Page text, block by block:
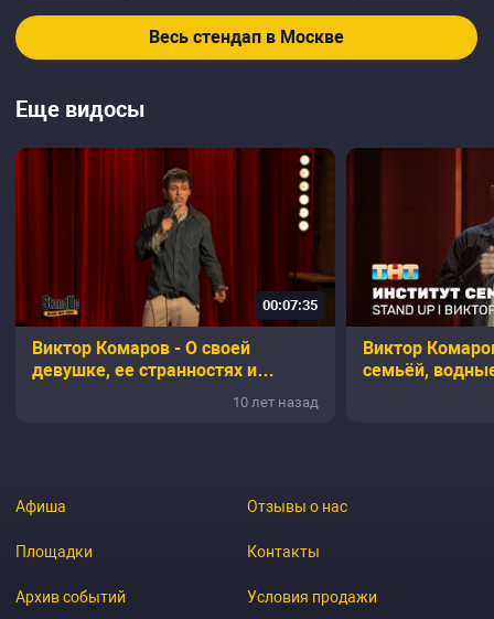
Весь стендап в Москве
Еще видосы
00:07:35
Виктор Комаров - О своей
девушке, ее странностях и
10 лет назад
Виктор
семьёй,
Афиша
Площадки
Архив событий
Отзывы о нас
Контакты
Условия продажи